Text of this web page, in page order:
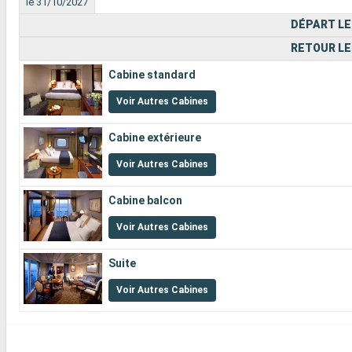
DÉPART LE
RETOUR LE
Cabine standard
Voir Autres Cabines
Cabine extérieure
Voir Autres Cabines
Cabine balcon
Voir Autres Cabines
Suite
Voir Autres Cabines